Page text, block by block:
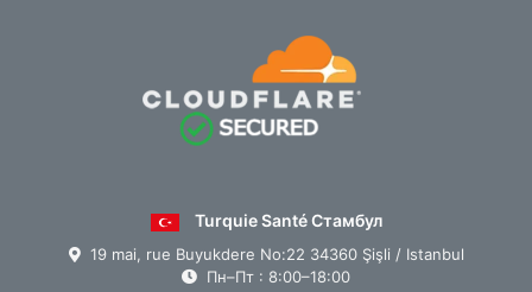
Turquie Santé Стамбул
19 mai, rue Buyukdere No:22 34360 Şişli / Istanbul
Пн–Пт : 8:00–18:00